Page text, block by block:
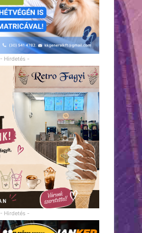
- Hirdetés -
- Hirdetés -